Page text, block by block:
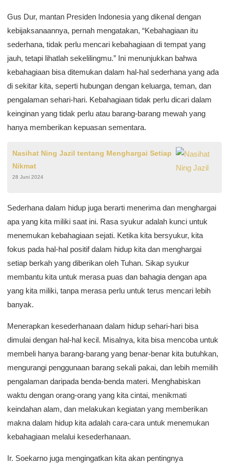
Gus Dur, mantan Presiden Indonesia yang dikenal dengan
kebijaksanaannya, pernah mengatakan, “Kebahagiaan itu
sederhana, tidak perlu mencari kebahagiaan di tempat yang
jauh, tetapi lihatlah sekelilingmu.” Ini menunjukkan bahwa
kebahagiaan bisa ditemukan dalam hal-hal sederhana yang ada
di sekitar kita, seperti hubungan dengan keluarga, teman, dan
pengalaman sehari-hari. Kebahagiaan tidak perlu dicari dalam
keinginan yang tidak perlu atau barang-barang mewah yang
hanya memberikan kepuasan sementara.
Nasihat Ning Jazil tentang Menghargai Setiap
Nikmat
28 Juni 2024
Sederhana dalam hidup juga berarti menerima dan menghargai
apa yang kita miliki saat ini. Rasa syukur adalah kunci untuk
menemukan kebahagiaan sejati. Ketika kita bersyukur, kita
fokus pada hal-hal positif dalam hidup kita dan menghargai
setiap berkah yang diberikan oleh Tuhan. Sikap syukur
membantu kita untuk merasa puas dan bahagia dengan apa
yang kita miliki, tanpa merasa perlu untuk terus mencari lebih
banyak.
Menerapkan kesederhanaan dalam hidup sehari-hari bisa
dimulai dengan hal-hal kecil. Misalnya, kita bisa mencoba untuk
membeli hanya barang-barang yang benar-benar kita butuhkan,
mengurangi penggunaan barang sekali pakai, dan lebih memilih
pengalaman daripada benda-benda materi. Menghabiskan
waktu dengan orang-orang yang kita cintai, menikmati
keindahan alam, dan melakukan kegiatan yang memberikan
makna dalam hidup kita adalah cara-cara untuk menemukan
kebahagiaan melalui kesederhanaan.
Ir. Soekarno juga mengingatkan kita akan pentingnya